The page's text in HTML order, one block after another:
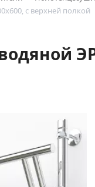
с верхней полкой